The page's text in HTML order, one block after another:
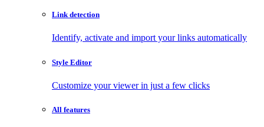
Link detection
Identify, activate and import your links automatically
Style Editor
Customize your viewer in just a few clicks
All features